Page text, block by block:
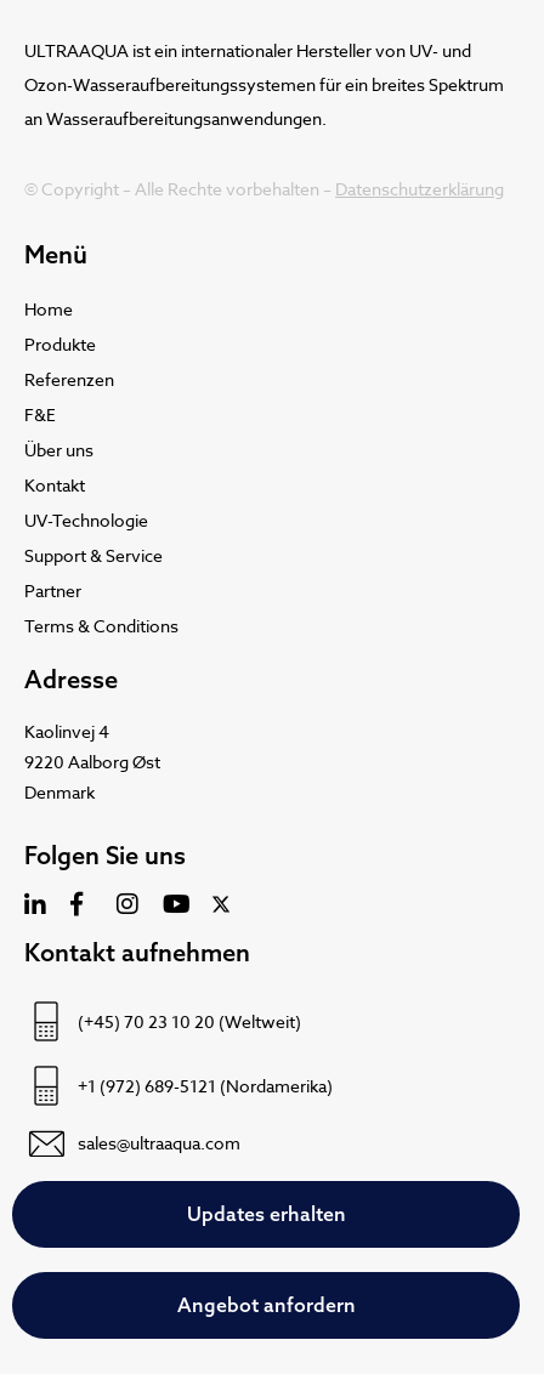
ULTRAAQUA ist ein internationaler Hersteller von UV- und
Ozon-Wasseraufbereitungssystemen für ein breites Spektrum
an Wasseraufbereitungsanwendungen.
© Copyright – Alle Rechte vorbehalten – Datenschutzerklärung
Menü
Home
Produkte
Referenzen
F&E
Über uns
Kontakt
UV-Technologie
Support & Service
Partner
Terms & Conditions
Adresse
Kaolinvej 4
9220 Aalborg Øst
Denmark
Folgen Sie uns
Kontakt aufnehmen
(+45) 70 23 10 20 (Weltweit)
+1 (972) 689-5121 (Nordamerika)
sales@ultraaqua.com
Updates erhalten
Angebot anfordern